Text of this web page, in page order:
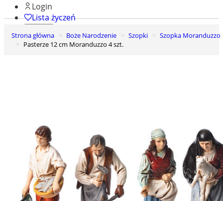
Login
Lista życzeń
0
Koszyk
Strona główna Boże Narodzenie Szopki
Szopka Moranduzzo
Pasterze 12 cm Moranduzzo 4 szt.